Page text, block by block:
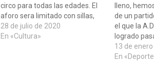
circo para todas las edades. El
aforo sera limitado con sillas,
colocadas a dos metros de
distancia y previamente
28 de julio de 2020
En «Cultura»
lleno,
de un
el que la
logrado
encuentro
dos equipos
13 de
En